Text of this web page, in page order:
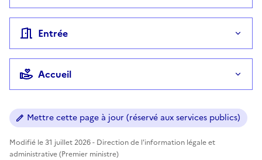
Entrée
Accueil
Mettre cette page à jour (réservé aux services publics)
Modifié le 31 juillet 2026 - Direction de l'information légale et
administrative (Premier ministre)